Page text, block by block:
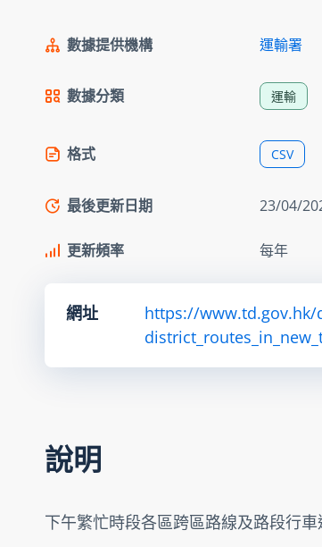
數據提供機構 運輸署
數據分類 運輸
格式 CSV
最後更新日期 23/04/
更新頻率 每年
網址
https://www.td.gov.hk/
說明
下午繁忙時段各區跨區路線及路段行